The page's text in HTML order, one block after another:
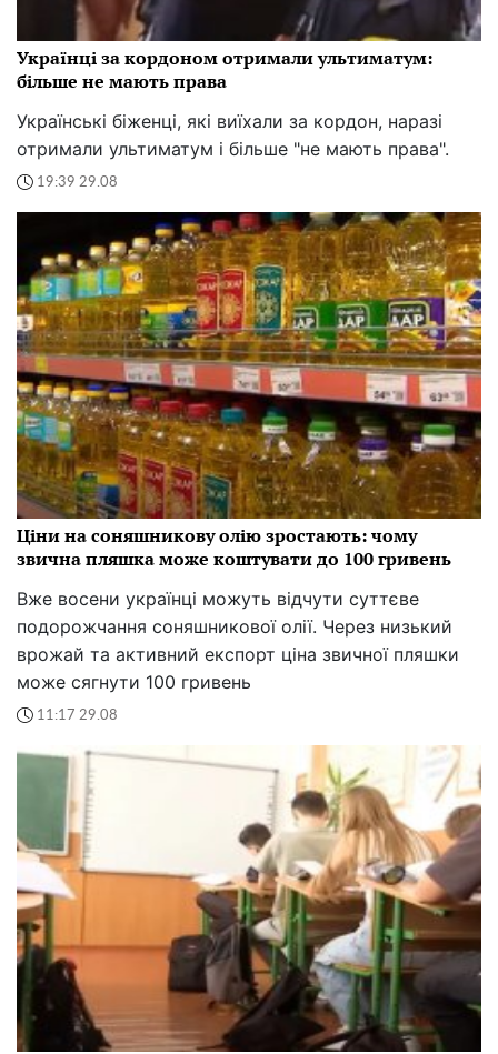
Українці за кордоном отримали ультиматум:
більше не мають права
Українські біженці, які виїхали за кордон, наразі
отримали ультиматум і більше "не мають права".
19:39 29.08
Ціни на соняшникову олію зростають: чому
звична пляшка може коштувати до 100 гривень
Вже восени українці можуть відчути суттєве
подорожчання соняшникової олії. Через низький
врожай та активний експорт ціна звичної пляшки
може сягнути 100 гривень
11:17 29.08